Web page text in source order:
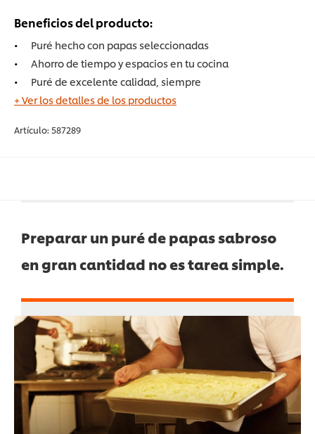
Beneficios del producto:
Puré hecho con papas seleccionadas
Ahorro de tiempo y espacios en tu cocina
Puré de excelente calidad, siempre
+ Ver los detalles de los productos
Artículo: 587289
Preparar un puré de papas sabroso
en gran cantidad no es tarea simple.